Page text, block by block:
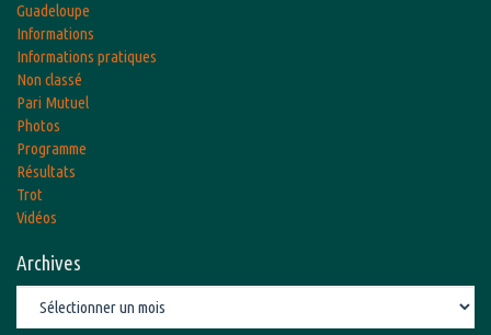
Guadeloupe
Informations
Informations pratiques
Non classé
Pari Mutuel
Photos
Programme
Résultats
Trot
Vidéos
Archives